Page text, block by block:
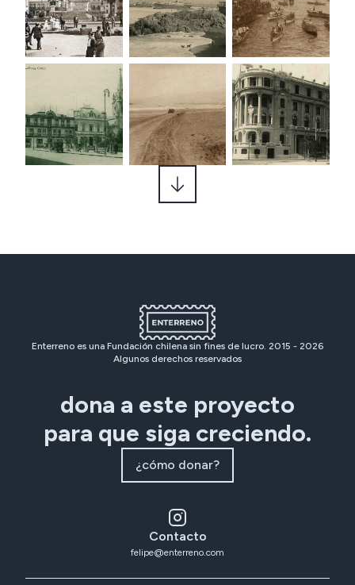
Enterreno es una Fundación chilena sin fines de lucro. 2015 - 2026
Algunos derechos reservados
dona a este proyecto
para que siga creciendo.
¿cómo donar?
Contacto
felipe@enterreno.com